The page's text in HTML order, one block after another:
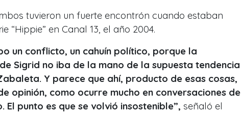
tuvieron un fuerte encontrón cuando estaban
“Hippie” en Canal 13, el año 2004.
un conflicto, un cahuín político, porque la
Sigrid no iba de la mano de la supuesta tendencia
Y parece que ahí, producto de esas cosas,
opinión, como ocurre mucho en conversaciones de
punto es que se volvió insostenible”, señaló el